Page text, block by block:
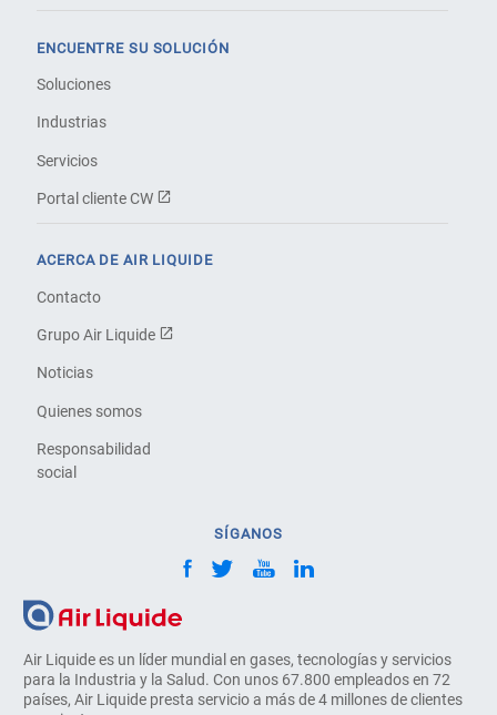
Air Liquide es un líder mundial en gases, tecnologías y servicios
para la Industria y la Salud. Con unos 67.800 empleados en 72
países, Air Liquide presta servicio a más de 4 millones de clientes
ENCUENTRE SU SOLUCIÓN
Soluciones
Industrias
Servicios
Portal cliente CW
ACERCA DE AIR LIQUIDE
Contacto
Grupo Air Liquide
Noticias
Quienes somos
Responsabilidad
social
SÍGANOS